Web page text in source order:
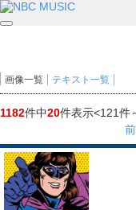
画像一覧 テキスト一覧
1182件中20件表示<121件